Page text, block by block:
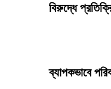
বিরুদ্ধে
ব্যাপকভাবে